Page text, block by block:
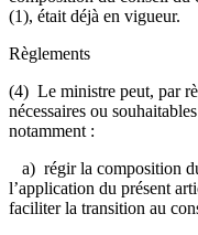
(1), était déjà en vigueur.
Règlements
(4) Le ministre peut, par
nécessaires ou
notamment :
a) régir la composition
l’application du présent
faciliter la transition au